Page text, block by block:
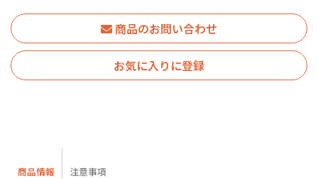
商品のお問い合わせ
お気に入りに登録
商品情報 注意事項